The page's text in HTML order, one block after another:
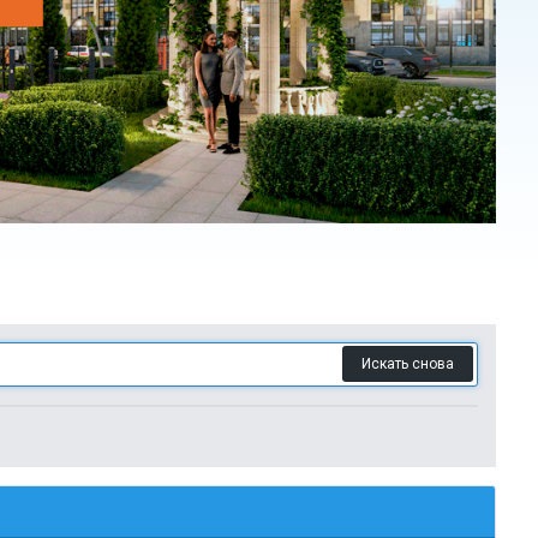
Искать снова